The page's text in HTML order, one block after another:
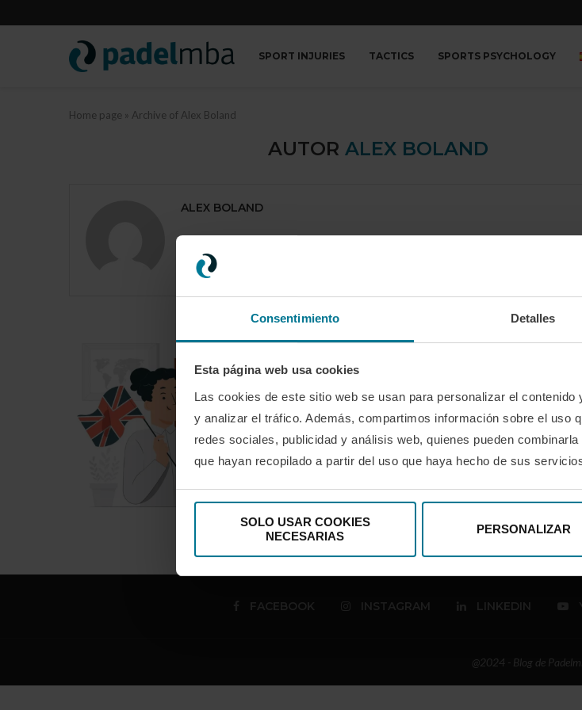
Consentimiento Detalles
Esta página web usa cookies
Las cookies de este sitio web se usan para personalizar el
y analizar el tráfico. Además, compartimos información sobre el uso
redes sociales, publicidad y análisis web, quienes pueden
que hayan recopilado a partir del uso que haya hecho de sus
SOLO USAR COOKIES
NECESARIAS
PERSONALIZAR
SPORT INJURIES TACTICS SPORTS PSYCHOLOGY
Home page » Archive of Alex Boland
AUTOR ALEX BOLAND
ALEX BOLAND
porAlex Boland 06/17/2022
English-speaking coaches, a problem …
FACEBOOK INSTAGRAM LINKEDIN
@2024 - Blog de